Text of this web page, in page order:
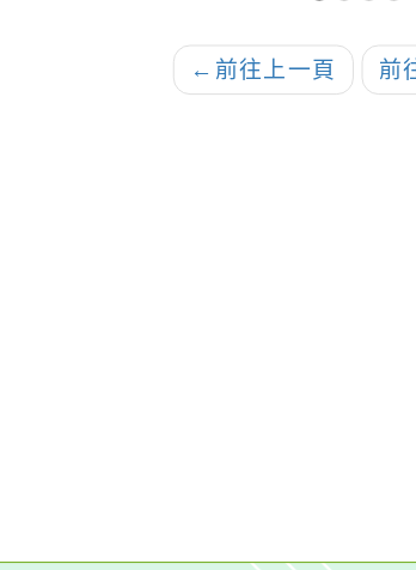
學桌遊學術體驗營活
動
← 前往上一頁 前